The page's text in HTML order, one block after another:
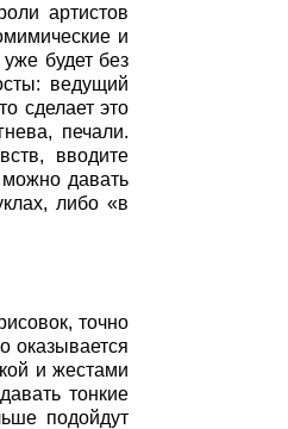
артистов
и
будет без
ведущий
сделает это
печали.
вводите
давать
либо «в
точно
оказывается
и жестами
тонкие
подойдут